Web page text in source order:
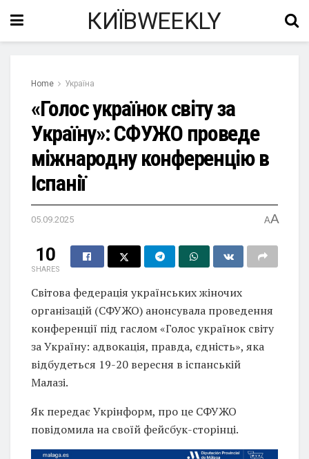
КИЇВWEEKLY
Home Україна
«Голос українок світу за
Україну»: СФУЖО проведе
міжнародну конференцію в
Іспанії
05.09.2025 AA
10
SHARES
Світова федерація українських жіночих
організацій (СФУЖО) анонсувала проведення
конференції під гаслом «Голос українок світу
за Україну: адвокація, правда, єдність», яка
відбудеться 19-20 вересня в іспанській
Малазі.
Як передає Укрінформ, про це СФУЖО
повідомила на своїй фейсбук-сторінці.